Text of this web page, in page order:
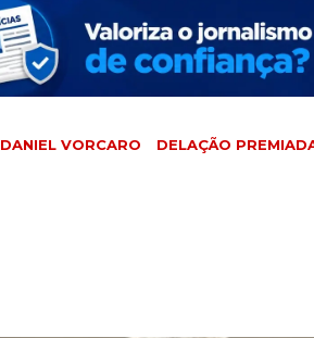
DANIEL VORCARO DELAÇÃO